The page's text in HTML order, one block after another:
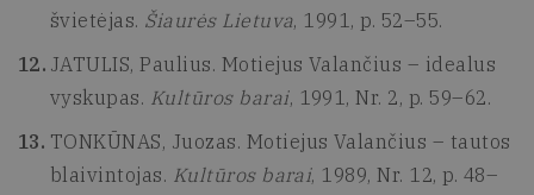
švietėjas. Šiaurės Lietuva, 1991, p. 52–55.
JATULIS, Paulius. Motiejus Valančius – idealus
vyskupas. Kultūros barai, 1991, Nr. 2, p. 59–62.
TONKŪNAS, Juozas. Motiejus Valančius – tautos
blaivintojas. Kultūros barai, 1989, Nr. 12, p. 48–